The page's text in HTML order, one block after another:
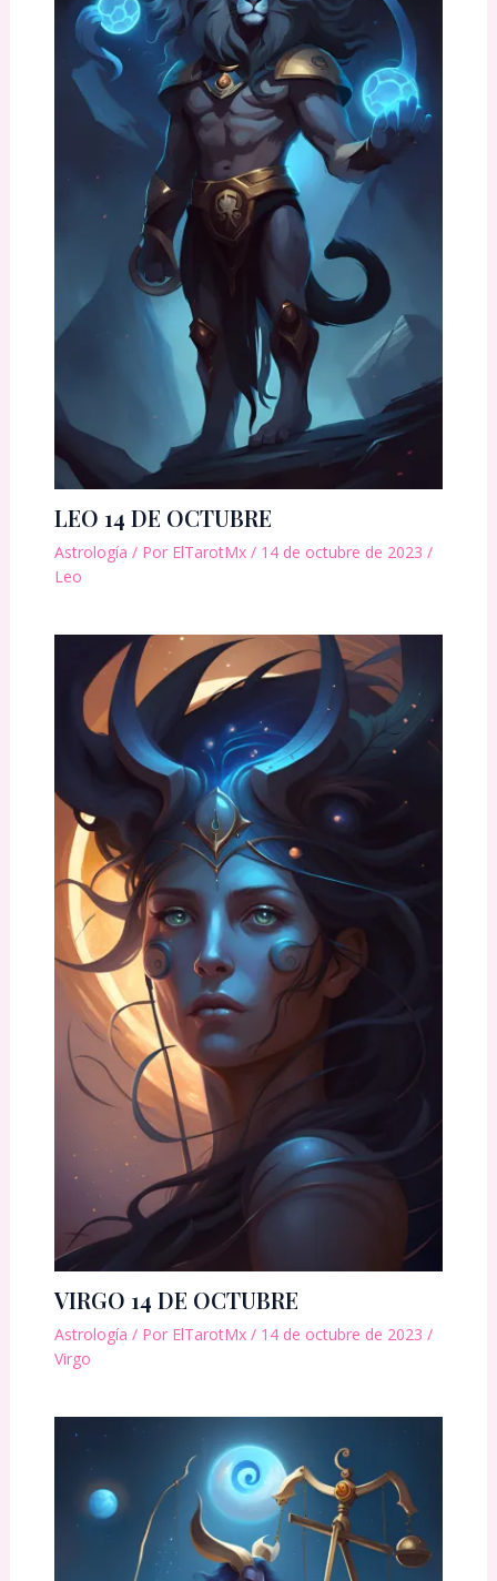
LEO 14 DE OCTUBRE
Astrología / Por ElTarotMx / 14 de octubre de 2023 /
Leo
VIRGO 14 DE OCTUBRE
Astrología / Por ElTarotMx / 14 de octubre de 2023 /
Virgo